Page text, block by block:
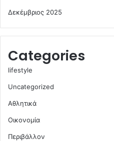
Δεκέμβριος 2025
Categories
lifestyle
Uncategorized
Αθλητικά
Οικονομία
Περιβάλλον